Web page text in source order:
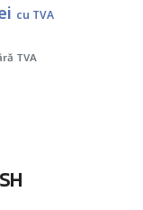
TVA
cu TVA